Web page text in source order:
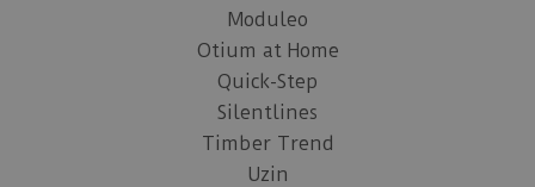
Moduleo
Otium at Home
Quick-Step
Silentlines
Timber Trend
Uzin